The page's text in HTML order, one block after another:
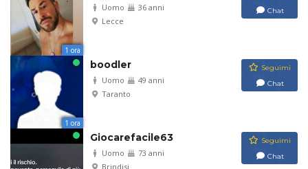
1 ora
Uomo
36 anni
Lecce
Chat
1 ora
boodler
Uomo
49 anni
Taranto
Seguimi
Chat
Giocarefacile63
Uomo
73 anni
Brindisi
Seguimi
Chat